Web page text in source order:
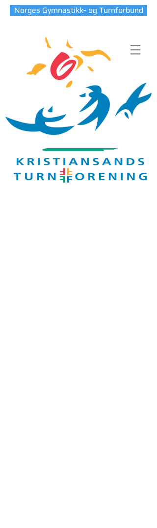
Norges Gymnastikk- og Turnforbund